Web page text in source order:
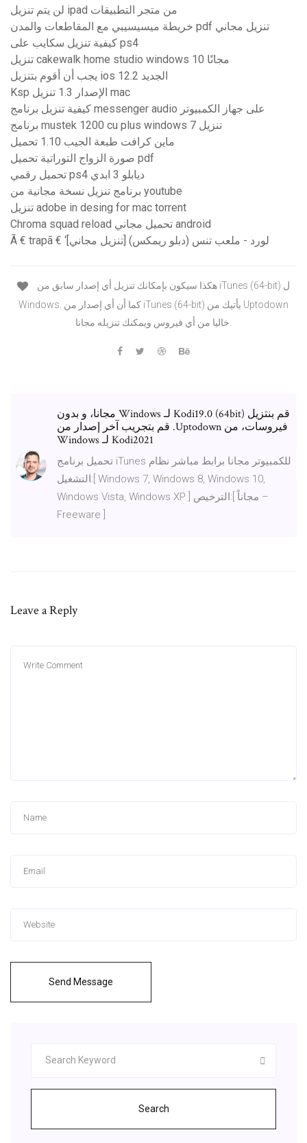
لن يتم تنزيل ipad من متجر التطبيقات
خريطة ميسيسيبي مع المقاطعات والمدن pdf تنزيل مجاني
كيفية تنزيل سكايب على ps4
تنزيل cakewalk home studio windows 10 مجانًا
يجب أن أقوم بتنزيل ios 12.2 الجديد
Ksp الإصدار 1.3 تنزيل mac
كيفية تنزيل برنامج messenger audio على جهاز الكمبيوتر
برنامج mustek 1200 cu plus windows 7 تنزيل
ماين كرافت طبعة الجيب 1.10 تحميل
صورة الزواج التوراتية تحميل pdf
تحميل رقمي ps4 ديابلو 3 ابدي
برنامج تنزيل نسخة مجانية من youtube
تنزيل adobe in desing for mac torrent
Chroma squad reload تحميل مجاني android
Ã € trapã € ‘لورد - ملعب تنس (دبلو ريمكس) [تنزيل مجاني]
Windows. كما أن أي إصدار من iTunes (64-bit) يأتيك من Uptodown
‫قم بنتزيل Kodi19.0 (64bit) لـ Windows مجانا، و بدون
فيروسات، من Uptodown. قم بتجريب آخر إصدار من
Kodi2021 لـ Windows
تحميل برنامج iTunes للكمبيوتر مجانا برابط مباشر نظام
التشغيل:[ Windows 7, Windows 8, Windows 10,
Windows Vista, Windows XP ] الترخيص:[ مجاناً –
Freeware ]
Leave a Reply
Send Message
Search